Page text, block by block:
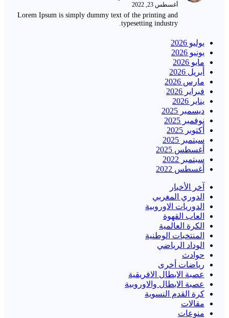
أغسطس 23, 2022
Lorem Ipsum is simply dummy text of the printing and
typesetting industry.
يوليو 2026
يونيو 2026
مايو 2026
أبريل 2026
مارس 2026
فبراير 2026
يناير 2026
ديسمبر 2025
نوفمبر 2025
أكتوبر 2025
سبتمبر 2025
أغسطس 2025
سبتمبر 2022
أغسطس 2022
آخر الأخبار
الدوري المغربي
الدوريات الاوروبية
العاب القهوة
الكرة العالمية
المنتخبات الوطنية
الوداد الرياضي
حوادث
رياضات أخرى
عصبة الابطال الافريقية
عصبة الابطال والاوروبية
كرة القدم النسوية
مقالات
منوعات